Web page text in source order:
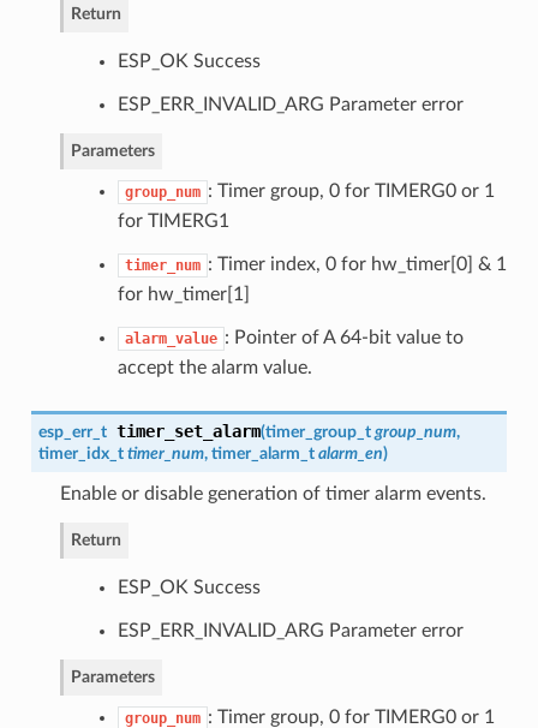
Return
ESP_OK Success
ESP_ERR_INVALID_ARG Parameter error
Parameters
group_num : Timer group, 0 for TIMERG0 or 1
for TIMERG1
timer_num : Timer index, 0 for hw_timer[0] & 1
for hw_timer[1]
alarm_value : Pointer of A 64-bit value to
accept the alarm value.
esp_err_t timer_set_alarm(timer_group_t group_num,
timer_idx_t timer_num, timer_alarm_t alarm_en)
Enable or disable generation of timer alarm events.
Return
ESP_OK Success
ESP_ERR_INVALID_ARG Parameter error
Parameters
group_num : Timer group, 0 for TIMERG0 or 1